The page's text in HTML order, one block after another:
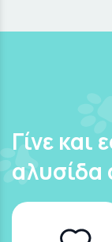
Γίνε και
αλυσίδα